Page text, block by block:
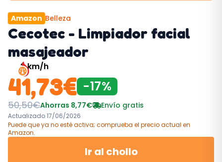
Amazon Belleza
Cecotec - Limpiador facial
masajeador
2km/h
41,73€ -17%
50,50€Ahorras 8,77€ Envío gratis
Actualizado17/06/2026
Puede que ya no esté activa; comprueba el precio actual en
Amazon.
Ir al chollo